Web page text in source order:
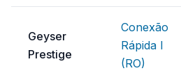
Geyser
Prestige
Conexão
Rápida I
(RO)